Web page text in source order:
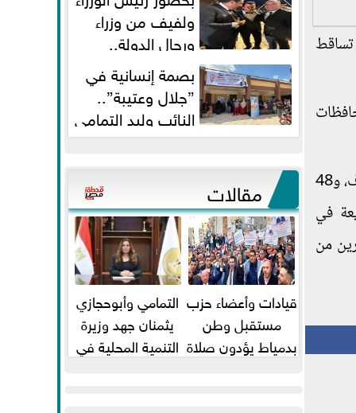
جراء تساقط
وتابع الدكتور خالد مجاهد، أن خطة وزارة الصحة لمواجهة موجة التقلبات الجوية شملت الدفع بـ 2119 سيارة إسعاف، و48
في
من
ولفيف من وزراء
ورجال الدولة..
النائبان وليد التمامي ومحمد...
بصمة إنسانية في
”جلال وعتيبة”..
النائب وليد التمامي
والبروفيسور جمال شيحة يداويان...
مقالات
قيادات وأعضاء حزب
مستقبل وطن
بدمياط يؤدون صلاة
التمامي وأبوحجازي
يثمنان جهد وزيرة
التنمية المحلية في